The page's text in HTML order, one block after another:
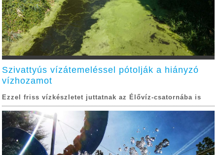
Szivattyús vízátemeléssel pótolják a hiányzó
vízhozamot
Ezzel friss vízkészletet juttatnak az Élővíz-csatornába is